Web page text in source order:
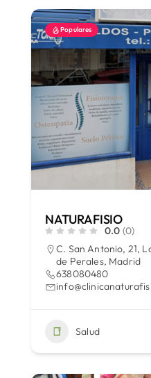
Populares
NATURAFISIO
0.0 (0)
C. San Antonio, 21,
de Perales, Madrid
638080480
Salud